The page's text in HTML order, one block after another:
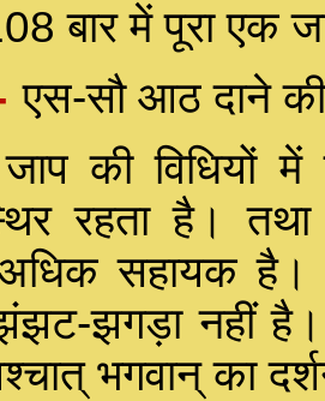
बार में पूरा एक
एस-सौ आठ दाने की
की विधियों
रहता है।
अधिक सहायक है।
झगड़ा नहीं
भगवान् का